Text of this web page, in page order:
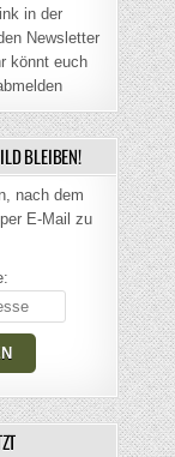
in der
Newsletter
könnt euch
BLEIBEN!
nach dem
E-Mail zu